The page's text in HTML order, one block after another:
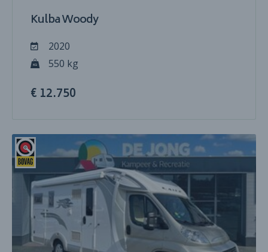
Kulba Woody
2020
550 kg
€ 12.750